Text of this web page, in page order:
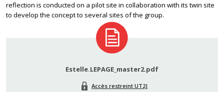
reflection is conducted on a pilot site in collaboration with its twin site
to develop the concept to several sites of the group.
Estelle.LEPAGE_master2.pdf
Accès restreint UT2J